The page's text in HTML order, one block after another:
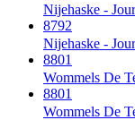
Nijehaske -
8792
Nijehaske -
8801
Wommels De
8801
Wommels De